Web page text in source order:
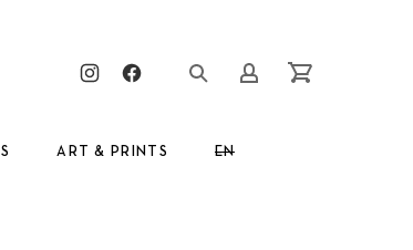
New Window
New Window
ART & PRINTS EN